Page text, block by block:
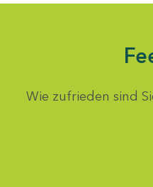
Wie zufrieden sind